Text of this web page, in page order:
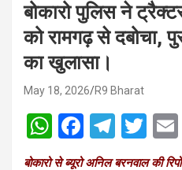
बोकारो पुलिस ने
को रामगढ़ से दबोचा,
का खुलासा।
May 18, 2026 R9 Bharat
W
h
F
a
T
el
T
wi
बोकारो से ब्यूरो अनिल बरनवाल की